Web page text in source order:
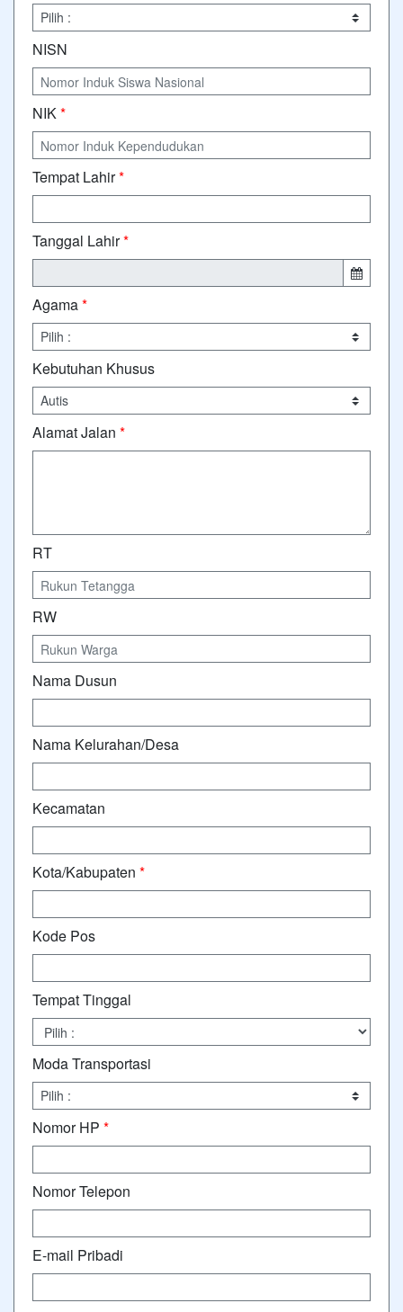
NISN
NIK*
Tempat Lahir*
Tanggal Lahir*
Agama*
Kebutuhan Khusus
Alamat Jalan *
RT
RW
Nama Dusun
Nama Kelurahan/Desa
Kecamatan
Kota/Kabupaten *
Kode Pos
Tempat Tinggal
Moda Transportasi
Nomor HP *
Nomor Telepon
E-mail Pribadi